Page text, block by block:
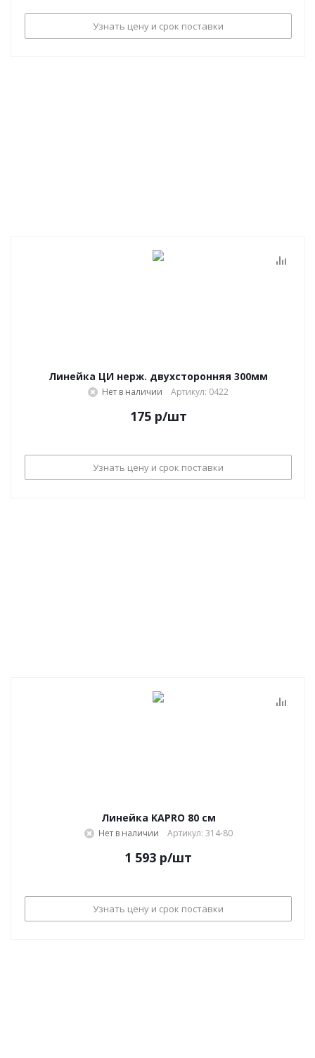
Узнать цену и срок поставки
Линейка ЦИ нерж. двухсторонняя 300мм
Нет в наличии Артикул: 0422
175р/шт
Узнать цену и срок поставки
Линейка KAPRO 80 см
Нет в наличии Артикул: 314-80
1 593 р/шт
Узнать цену и срок поставки